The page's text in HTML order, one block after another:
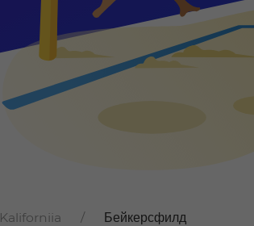
Kaliforniia Бейкерсфилд